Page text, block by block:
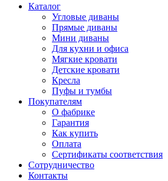
Каталог
Угловые диваны
Прямые диваны
Мини диваны
Для кухни и офиса
Мягкие кровати
Детские кровати
Кресла
Пуфы и тумбы
Покупателям
О фабрике
Гарантия
Как купить
Оплата
Сертификаты соответствия
Сотрудничество
Контакты